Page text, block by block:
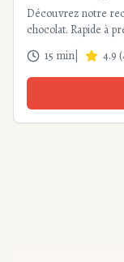
Découvrez notre
chocolat. Rapide à
cas sains.
15 min 4.9 (